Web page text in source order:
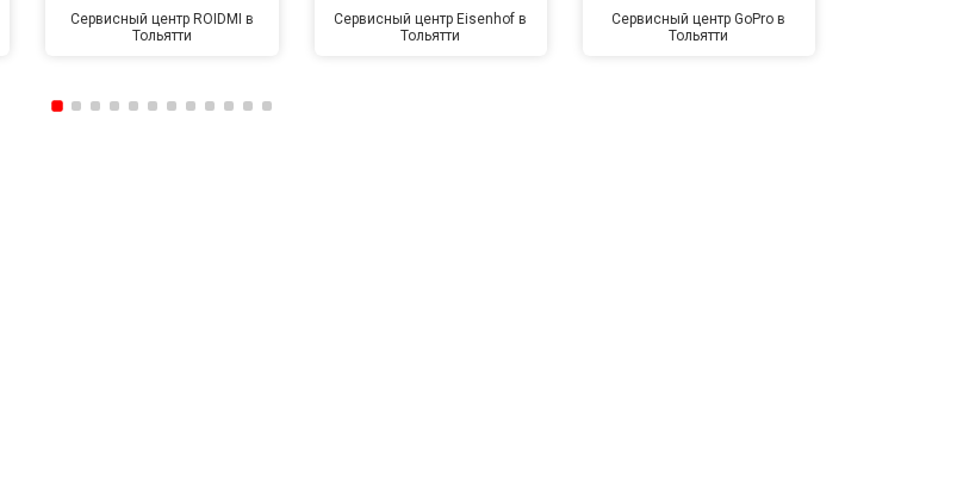
Сервисный центр ROIDMI в
Тольятти
Сервисный центр Eisenhof в
Тольятти
Сервисный центр GoPro в
Тольятти